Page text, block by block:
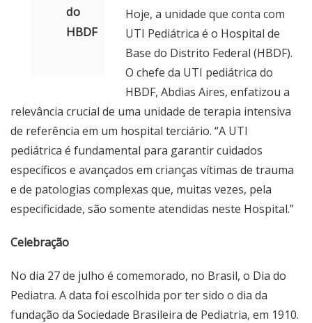
do
HBDF
Hoje, a unidade que conta com
UTI Pediátrica é o Hospital de
Base do Distrito Federal (HBDF).
O chefe da UTI pediátrica do
HBDF, Abdias Aires, enfatizou a
relevância crucial de uma unidade de terapia intensiva
de referência em um hospital terciário. “A UTI
pediátrica é fundamental para garantir cuidados
específicos e avançados em crianças vítimas de trauma
e de patologias complexas que, muitas vezes, pela
especificidade, são somente atendidas neste Hospital.”
Celebração
No dia 27 de julho é comemorado, no Brasil, o Dia do
Pediatra. A data foi escolhida por ter sido o dia da
fundação da Sociedade Brasileira de Pediatria, em 1910.